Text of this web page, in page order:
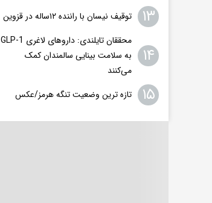
۱۳ توقیف نیسان با راننده ۱۲ساله در قزوین
۱۴
محققان تایلندی: داروهای لاغری GLP-1
به سلامت بینایی سالمندان کمک
می‌کنند
۱۵ تازه ترین وضعیت تنگه هرمز/عکس